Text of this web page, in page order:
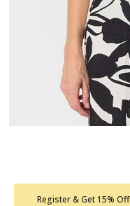
Register & Get 15%